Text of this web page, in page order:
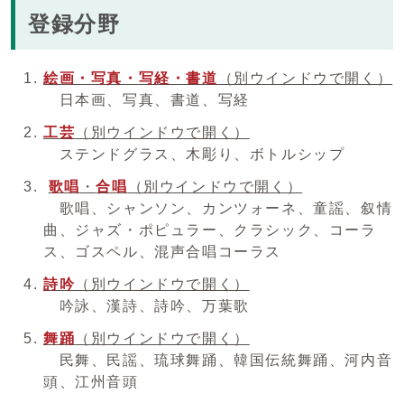
登録分野
絵画・写真 ・ 写経・書道 （別ウインドウで開く）
日本画、写真、書道、写経
工芸 （別ウインドウで開く）
ステンドグラス、木彫り、ボトルシップ
歌唱 ・合唱 （別ウインドウで開く）
歌唱、シャンソン、カンツォーネ、童謡、叙情
曲、ジャズ・ポピュラー、クラシック、コーラ
ス、ゴスペル、混声合唱コーラス
詩吟 （別ウインドウで開く）
吟詠、漢詩、詩吟、万葉歌
舞踊 （別ウインドウで開く）
民舞、民謡、琉球舞踊、韓国伝統舞踊、河内音
頭、江州音頭